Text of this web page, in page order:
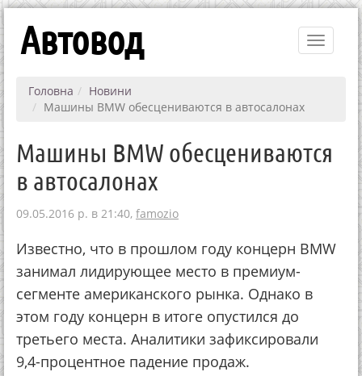
Toggle
Автовод
Головна
Новини
Машины BMW обесцениваются в автосалонах
Машины BMW обесцениваются
в автосалонах
09.05.2016 р. в 21:40, famozio
Известно, что в прошлом году концерн BMW
занимал лидирующее место в премиум-
сегменте американского рынка. Однако в
этом году концерн в итоге опустился до
третьего места. Аналитики зафиксировали
9,4-процентное падение продаж.